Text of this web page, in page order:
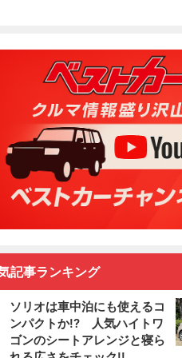
記事ランキング
ソリオは車中泊にも使えるコ
ンパクトか!? 人気ハイトワ
ゴンのシートアレンジと寝ら